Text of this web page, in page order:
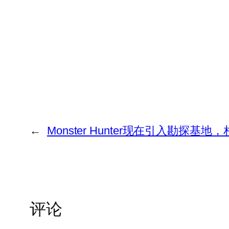
← Monster Hunter现在引入勘探基地，
评论